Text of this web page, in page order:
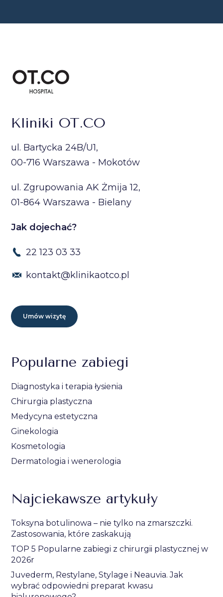
Kliniki OT.CO
ul. Bartycka 24B/U1,
00-716 Warszawa - Mokotów
ul. Zgrupowania AK Żmija 12,
01-864 Warszawa - Bielany
Jak dojechać?
22 123 03 33
kontakt@klinikaotco.pl
Umów wizytę
Popularne zabiegi
Diagnostyka i terapia łysienia
Chirurgia plastyczna
Medycyna estetyczna
Ginekologia
Kosmetologia
Dermatologia i wenerologia
Najciekawsze artykuły
Toksyna botulinowa – nie tylko na zmarszczki.
Zastosowania, które zaskakują
TOP 5 Popularne zabiegi z chirurgii plastycznej w
2026r
Juvederm, Restylane, Stylage i Neauvia. Jak
wybrać odpowiedni preparat kwasu